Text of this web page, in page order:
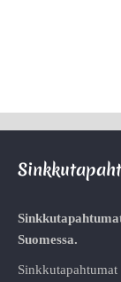
Suomessa.
Sinkkutapahtumat